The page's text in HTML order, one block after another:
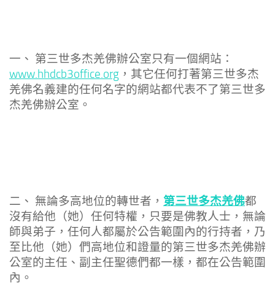
一、 第三世多杰羌佛辦公室只有一個網站：
www.hhdcb3office.org ，其它任何打著第三世多杰
羌佛名義建的任何名字的網站都代表不了第三世多
杰羌佛辦公室。
二、 無論多高地位的轉世者， 第三世多杰羌佛都
沒有給他（她）任何特權，只要是佛教人士，無論
師與弟子，任何人都屬於公告範圍內的行持者，乃
至比他（她）們高地位和證量的第三世多杰羌佛辦
公室的主任、副主任聖德們都一樣，都在公告範圍
內。